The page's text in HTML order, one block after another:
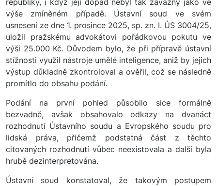
výše zmíněném případě. Ústavní soud ve svém
usnesení ze dne 1. prosince 2025, sp. zn. I. ÚS 3004/25,
uložil pražskému advokátovi pořádkovou pokutu ve
výši 25.000 Kč. Důvodem bylo, že při přípravě ústavní
stížnosti využil nástroje umělé inteligence, aniž by jejich
výstup důkladně zkontroloval a ověřil, což se následně
promítlo do obsahu podání.
Podání na první pohled působilo sice formálně
bezvadně, avšak obsahovalo odkazy na dvanáct
rozhodnutí Ústavního soudu a Evropského soudu pro
lidská práva, přičemž podstatná část z těchto
citovaných rozhodnutí vůbec neexistovala a další byla
hrubě dezinterpretována.
Ústavní soud konstatoval, že takovým postupem